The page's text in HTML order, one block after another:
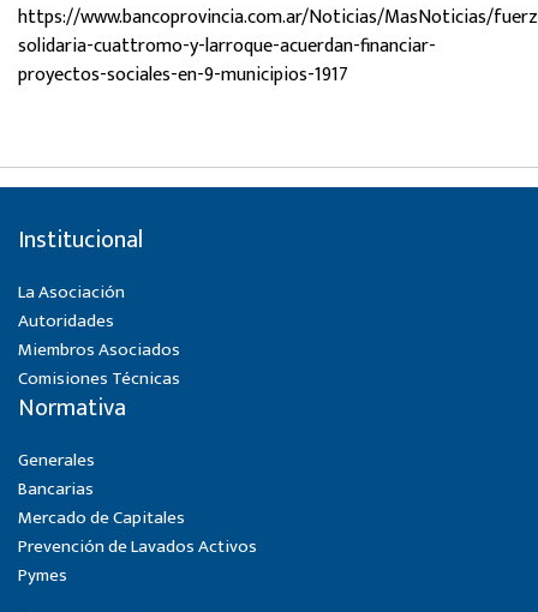
https://www.bancoprovincia.com.ar/Noticias/MasNoticias/
solidaria-cuattromo-y-larroque-acuerdan-financiar-
proyectos-sociales-en-9-municipios-1917
Institucional
La Asociación
Autoridades
Miembros Asociados
Comisiones Técnicas
Normativa
Generales
Bancarias
Mercado de Capitales
Prevención de Lavados Activos
Pymes